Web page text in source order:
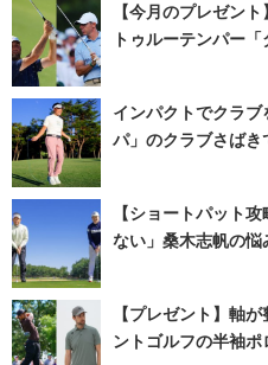
【今月のプレゼン
トゥルーテンパー
インパクトでクラ
パ」のクラブさばき
【ショートパット
ない」桑木志帆の悩
【プレゼント】軸
ントゴルフの半袖ポ